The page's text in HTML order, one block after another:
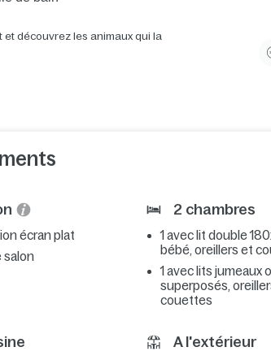
découvrez les animaux qui la
écran plat
salon
2 chambres
1 avec lit double
bébé, oreillers et
1 avec lits jumeaux
superposés,
couettes
A l'extérieur